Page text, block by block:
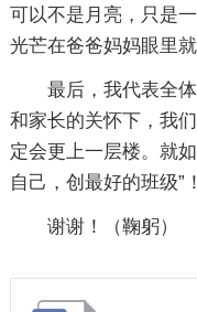
可以不是月亮，只是
光芒在爸爸妈妈眼里
最后，我代表全
和家长的关怀下，我
定会更上一层楼。就
自己，创最好的班级”！
谢谢！（鞠躬）